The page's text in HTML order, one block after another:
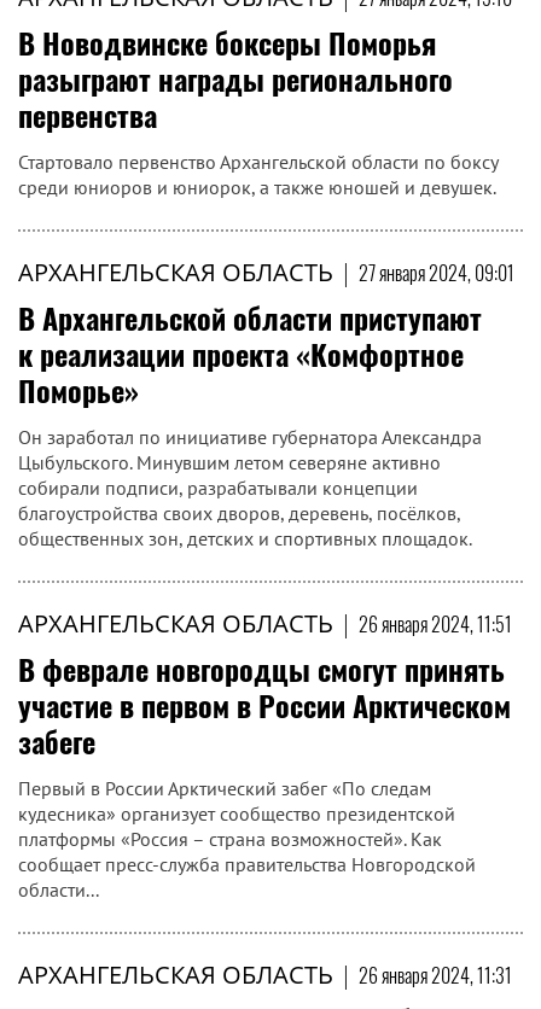
В Новодвинске боксеры Поморья
разыграют награды регионального
первенства
Стартовало первенство Архангельской области по боксу
среди юниоров и юниорок, а также юношей и девушек.
АРХАНГЕЛЬСКАЯ ОБЛАСТЬ | 27 января 2024, 09:01
В Архангельской области приступают
к реализации проекта «Комфортное
Поморье»
Он заработал по инициативе губернатора Александра
Цыбульского. Минувшим летом северяне активно
собирали подписи, разрабатывали концепции
благоустройства своих дворов, деревень, посёлков,
общественных зон, детских и спортивных площадок.
АРХАНГЕЛЬСКАЯ ОБЛАСТЬ | 26 января 2024, 11:51
В феврале новгородцы смогут принять
участие в первом в России Арктическом
забеге
Первый в России Арктический забег «По следам
кудесника» организует сообщество президентской
платформы «Россия – страна возможностей». Как
сообщает пресс-служба правительства Новгородской
области...
АРХАНГЕЛЬСКАЯ ОБЛАСТЬ | 26 января 2024, 11:31